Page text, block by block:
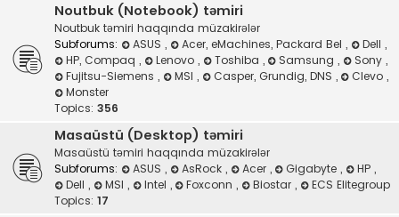
Noutbuk (Notebook) təmiri
Noutbuk təmiri haqqında müzakirələr
Subforums:
ASUS , Acer, eMachines, Packard Bel , Dell ,
HP, Compaq , Lenovo , Toshiba , Samsung, Sony,
Fujitsu-Siemens , MSI , Casper, Grundig, DNS , Clevo,
Monster
Topics: 356
Masaüstü (Desktop) təmiri
Masaüstü təmiri haqqında müzakirələr
Subforums:
ASUS , AsRock , Acer , Gigabyte, HP,
Dell , MSI , Intel , Foxconn, Biostar,
ECS Elitegroup
Topics: 17